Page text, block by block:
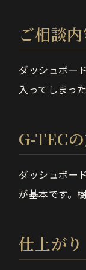
ご相談
ダッシュボー
入ってしまっ
G-TEC
ダッシュボー
が基本です。
仕上がり